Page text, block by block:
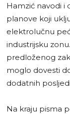
Hamzić navodi i
planove koji
elektrolučnu
industrijsku
predloženog
moglo dovesti
dodatnih
Na kraju pisma